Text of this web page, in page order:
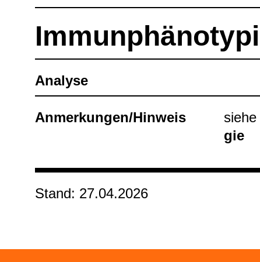
Ana­lyse
Anmer­kun­gen/Hin­weis
gie
Stand: 27.04.2026